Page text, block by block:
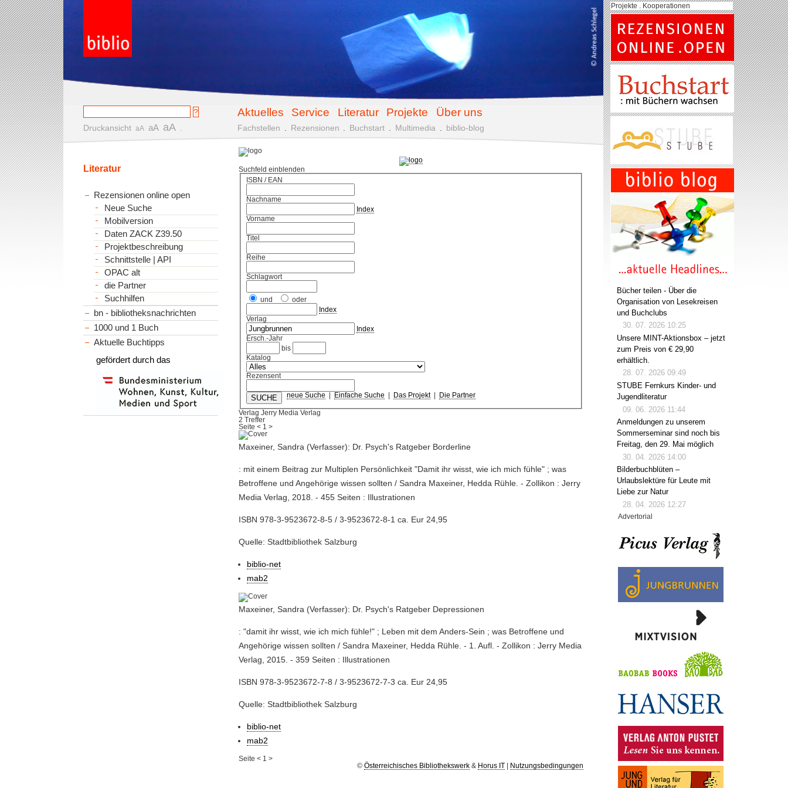
Aktuelles Service Literatur Projekte Über uns
Druckansicht aA aA aA Fachstellen Rezensionen Buchstart Multimedia biblio-blog
Suchfeld einblenden
ISBN / EAN
Nachname
Index
Vorname
Titel
Reihe
Schlagwort
und
oder
Index
Verlag
Index
Ersch.-Jahr
bis
Katalog
Rezensent
neue Suche Einfache Suche Das Projekt| Die Partner
Verlag Jerry Media Verlag
2 Treffer
Seite< 1 >
Maxeiner, Sandra (Verfasser): Dr. Psych's Ratgeber Borderline
: mit einem Beitrag zur Multiplen Persönlichkeit "Damit ihr wisst, wie ich mich fühle" ; was
Betroffene und Angehörige wissen sollten / Sandra Maxeiner, Hedda Rühle. - Zollikon : Jerry
Media Verlag, 2018. - 455 Seiten : Illustrationen
ISBN 978-3-9523672-8-5 / 3-9523672-8-1 ca. Eur 24,95
Quelle: Stadtbibliothek Salzburg
biblio-net
mab2
Maxeiner, Sandra (Verfasser): Dr. Psych's Ratgeber Depressionen
: "damit ihr wisst, wie ich mich fühle!" ; Leben mit dem Anders-Sein ; was Betroffene und
Angehörige wissen sollten / Sandra Maxeiner, Hedda Rühle. - 1. Aufl. - Zollikon : Jerry Media
Verlag, 2015. - 359 Seiten : Illustrationen
ISBN 978-3-9523672-7-8 / 3-9523672-7-3 ca. Eur 24,95
Quelle: Stadtbibliothek Salzburg
biblio-net
mab2
Seite< 1 >
© Österreichisches Bibliothekswerk& Horus IT Nutzungsbedingungen
Literatur
Rezensionen online open
Neue Suche
Mobilversion
Daten ZACK Z39.50
Projektbeschreibung
Schnittstelle | API
OPAC alt
die Partner
Suchhilfen
bn - bibliotheksnachrichten
1000 und 1 Buch
Aktuelle Buchtipps
gefördert durch das
Projekte . Kooperationen
Bücher teilen - Über die
Organisation von Lesekreisen
und Buchclubs
30. 07. 2026 10:25
Unsere MINT-Aktionsbox – jetzt
zum Preis von € 29,90
erhältlich.
28. 07. 2026 09:49
STUBE Fernkurs Kinder- und
Jugendliteratur
09. 06. 2026 11:44
Anmeldungen zu unserem
Sommerseminar sind noch bis
Freitag, den 29. Mai möglich
30. 04. 2026 14:00
Bilderbuchblüten –
Urlaubslektüre für Leute mit
Liebe zur Natur
28. 04. 2026 12:27
Advertorial